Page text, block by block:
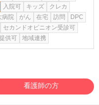
入院可 キッズ
クレカ
病院 がん 在宅 訪問
DPC
セカンドオピニオン受診可
供可
地域連携
看護師の方